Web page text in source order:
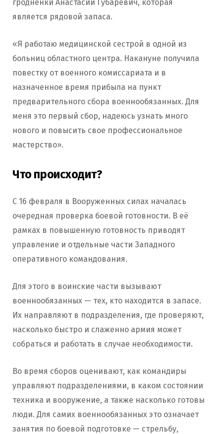
гродненки Анастасии Губаревич, которая
является рядовой запаса.
«Я работаю медицинской сестрой в одной из
больниц областного центра. Накануне получила
повестку от военного комиссариата и в
назначенное время прибыла на пункт
предварительного сбора военнообязанных. Для
меня это первый сбор, надеюсь узнать много
нового и повысить свое профессиональное
мастерство».
Что происходит?
С 16 февраля в Вооруженных силах началась
очередная проверка боевой готовности. В её
рамках в повышенную готовность приводят
управление и отдельные части Западного
оперативного командования.
Для этого в воинские части вызывают
военнообязанных — тех, кто находится в запасе.
Их направляют в подразделения, где проверяют,
насколько быстро и слаженно армия может
собраться и работать в случае необходимости.
Во время сборов оценивают, как командиры
управляют подразделениями, в каком состоянии
техника и вооружение, а также насколько готовы
люди. Для самих военнообязанных это означает
занятия по боевой подготовке — стрельбу,